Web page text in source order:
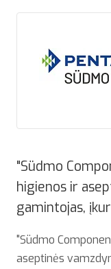
"Südmo
higienos ir
gamintojas,
"Südmo
aseptinės